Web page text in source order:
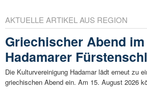
AKTUELLE ARTIKEL AUS REGION
Griechischer Abend im
Hadamarer
Die Kulturvereinigung Hadamar lädt erneut zu
griechischen Abend ein. Am 15. August 2026